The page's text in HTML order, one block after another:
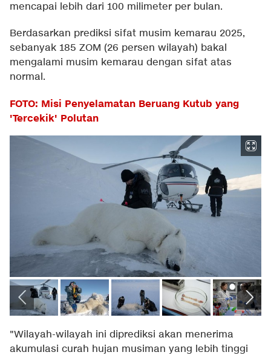
mencapai lebih dari 100 milimeter per bulan.
Berdasarkan prediksi sifat musim kemarau 2025,
sebanyak 185 ZOM (26 persen wilayah) bakal
mengalami musim kemarau dengan sifat atas
normal.
FOTO: Misi Penyelamatan Beruang Kutub yang
'Tercekik' Polutan
"Wilayah-wilayah ini diprediksi akan menerima
akumulasi curah hujan musiman yang lebih tinggi